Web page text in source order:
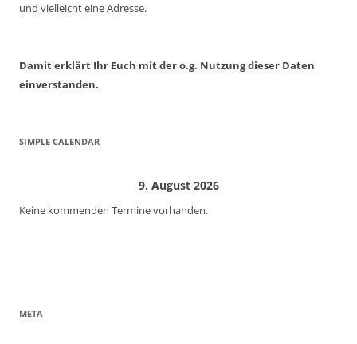
und vielleicht eine Adresse.
Damit erklärt Ihr Euch mit der o.g. Nutzung dieser Daten
einverstanden.
SIMPLE CALENDAR
9. August 2026
Keine kommenden Termine vorhanden.
META